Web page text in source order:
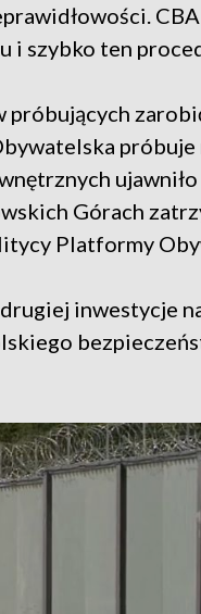
i szybko ten
próbujących
próbuje
Górach
Platformy
inwestycje